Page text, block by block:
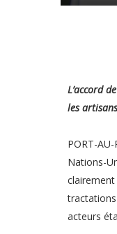
L’accord
les
PORT-
Nations-
clairement
acteurs